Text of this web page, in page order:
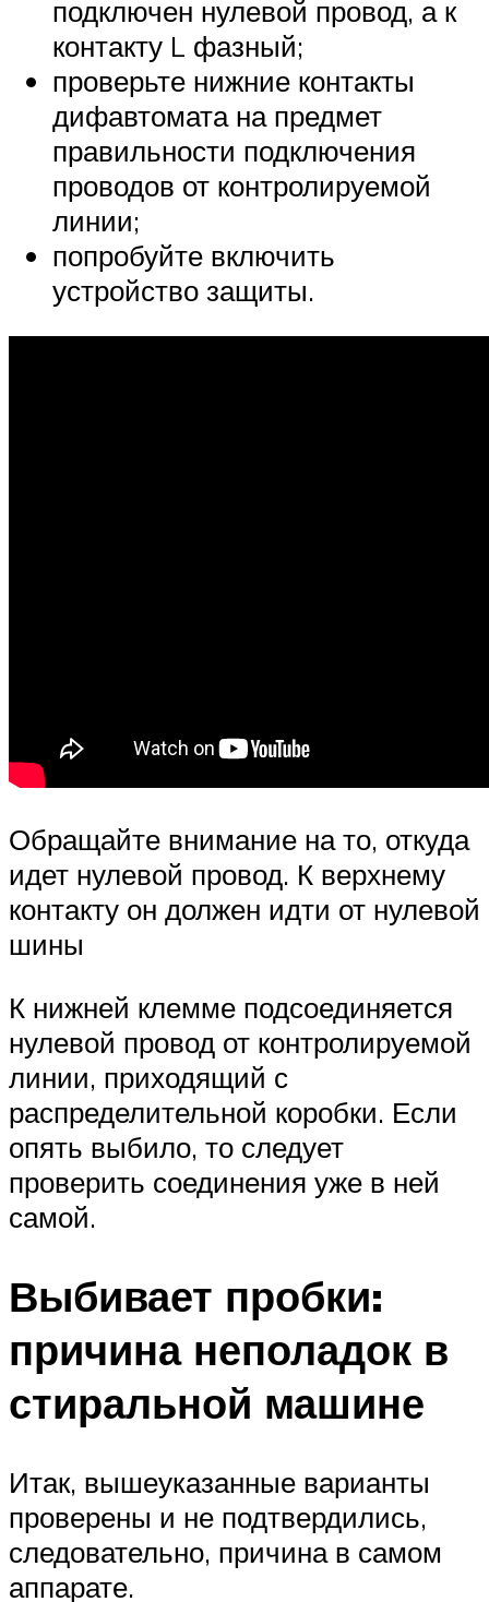
подключен нулевой провод, а к
контакту L фазный;
проверьте нижние контакты
дифавтомата на предмет
правильности подключения
проводов от контролируемой
линии;
попробуйте включить
устройство защиты.
Обращайте внимание на то, откуда
идет нулевой провод. К верхнему
контакту он должен идти от нулевой
шины
К нижней клемме подсоединяется
нулевой провод от контролируемой
линии, приходящий с
распределительной коробки. Если
опять выбило, то следует
проверить соединения уже в ней
самой.
Выбивает пробки:
причина неполадок в
стиральной машине
Итак, вышеуказанные варианты
проверены и не подтвердились,
следовательно, причина в самом
аппарате.